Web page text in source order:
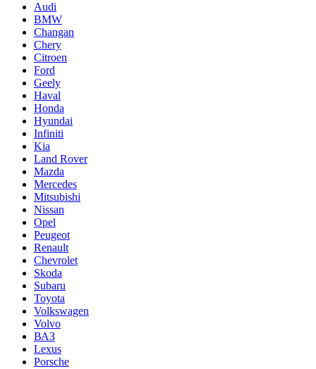
Audi
BMW
Changan
Chery
Citroen
Ford
Geely
Haval
Honda
Hyundai
Infiniti
Kia
Land Rover
Mazda
Mercedes
Mitsubishi
Nissan
Opel
Peugeot
Renault
Chevrolet
Skoda
Subaru
Toyota
Volkswagen
Volvo
ВАЗ
Lexus
Porsche